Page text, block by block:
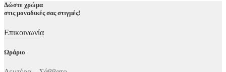
Δώστε χρώμα
στις μοναδικές σας στιγμές!
Επικοινωνία
Ωράριο